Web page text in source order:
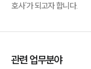
호사’가 되고자 합니다.
관련 업무분야